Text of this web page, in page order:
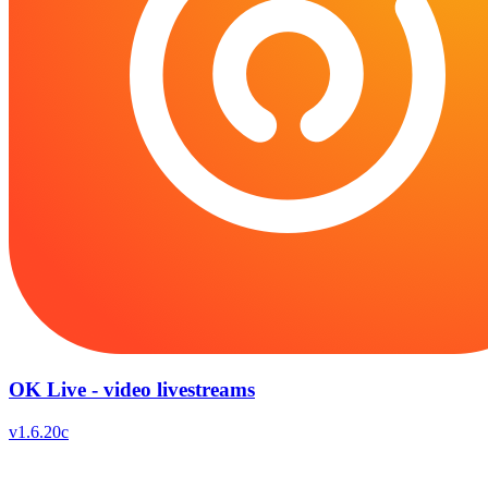
OK Live - video livestreams
v1.6.20c